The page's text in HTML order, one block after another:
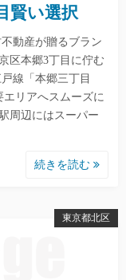
賢い選択
動産が贈るブラン
区本郷3丁目に佇む
線「本郷三丁目
リアへスムーズに
周辺にはスーパー
続きを読む
東京都北区